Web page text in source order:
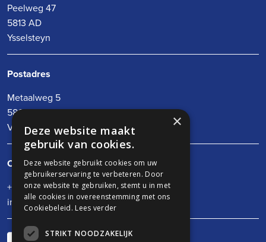
Peelweg 47
5813 AD
Ysselsteyn
Postadres
Metaalweg 5
5804 CG
Venray
Contact opnemen
+31 (0)478 - 546 572
info@racewayvenray.com
×
Deze website maakt
gebruik van cookies.
Deze website gebruikt cookies om uw
gebruikerservaring te verbeteren. Door
onze website te gebruiken, stemt u in met
alle cookies in overeenstemming met ons
Cookiebeleid. Lees verder
STRIKT NOODZAKELIJK